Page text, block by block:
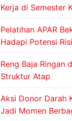
Kerja di Semester
Pelatihan APAR
Hadapi Potensi
Reng Baja Ringan
Struktur Atap
Aksi Donor Darah
Jadi Momen